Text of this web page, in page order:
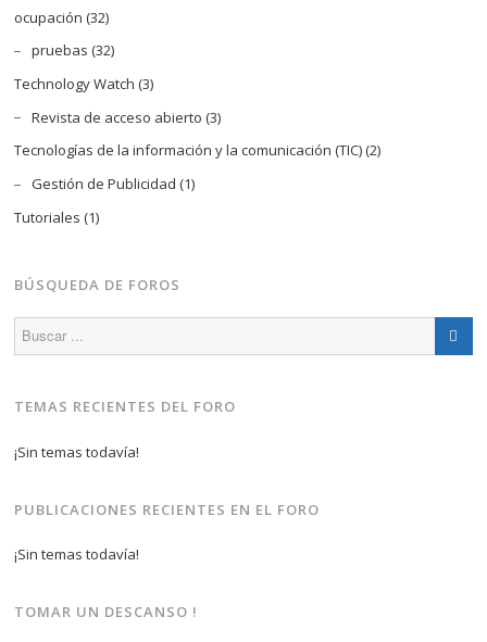
ocupación (32)
pruebas (32)
Technology Watch (3)
Revista de acceso abierto (3)
Tecnologías de la información y la comunicación (TIC)(2)
Gestión de Publicidad (1)
Tutoriales (1)
BÚSQUEDA DE FOROS
TEMAS RECIENTES DEL FORO
¡Sin temas todavía!
PUBLICACIONES RECIENTES EN EL FORO
¡Sin temas todavía!
TOMAR UN DESCANSO !